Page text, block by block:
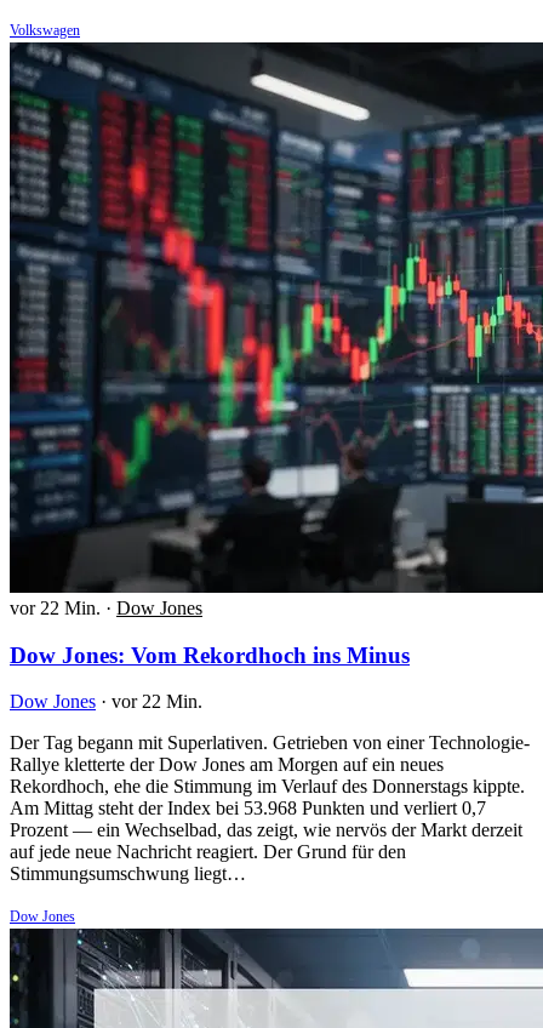
Volkswagen
vor 22 Min. · Dow Jones
Dow Jones: Vom Rekordhoch ins Minus
Dow Jones · vor 22 Min.
Der Tag begann mit Superlativen. Getrieben von einer Technologie-
Rallye kletterte der Dow Jones am Morgen auf ein neues
Rekordhoch, ehe die Stimmung im Verlauf des Donnerstags kippte.
Am Mittag steht der Index bei 53.968 Punkten und verliert 0,7
Prozent — ein Wechselbad, das zeigt, wie nervös der Markt derzeit
auf jede neue Nachricht reagiert. Der Grund für den
Stimmungsumschwung liegt…
Dow Jones